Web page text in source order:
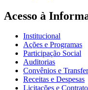
Acesso à
Institucional
Ações e Programas
Participação Social
Auditorias
Convênios e
Receitas e Despesas
Licitações e